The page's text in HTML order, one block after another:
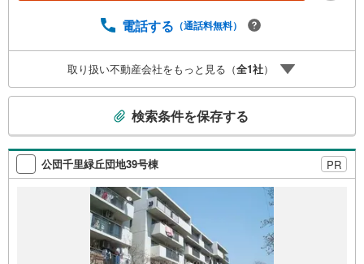
す！■各種相談、承ります！■【無料送迎】「小さなお子さ
らい」などご相談ください！営業スタッフがご自宅に伺っ
て送迎致します！【リフォーム相談】資格を持った専門ス
タッフがお悩みに合わせてお話をうかがい、お客さまにぴ
相談、ご質問、気になること、何でもお気軽にご相談くだ
さい！
電話する （通話料無料）
取り扱い不動産会社をもっと見る（全1社）
検
索
条
検索条件を保存する
公団千里緑丘団地39号棟 PR